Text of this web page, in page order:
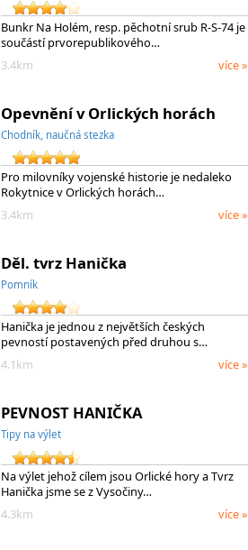
Bunkr Na Holém, resp. pěchotní srub R-S-74 je
součástí prvorepublikového…
3.4km
více »
Opevnění v Orlických horách
Chodník, naučná stezka
Pro milovníky vojenské historie je nedaleko
Rokytnice v Orlických horách…
3.4km
více »
Děl. tvrz Hanička
Pomník
Hanička je jednou z největších českých
pevností postavených před druhou s…
4.1km
více »
PEVNOST HANIČKA
Tipy na výlet
Na výlet jehož cílem jsou Orlické hory a Tvrz
Hanička jsme se z Vysočiny…
4.3km
více »